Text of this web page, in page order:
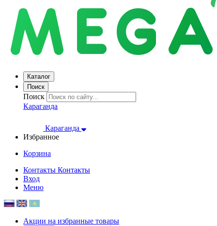
Каталог
Поиск
Поиск
Караганда
Караганда
Избранное
Корзина
Контакты Контакты
Вход
Меню
Акции на избранные товары